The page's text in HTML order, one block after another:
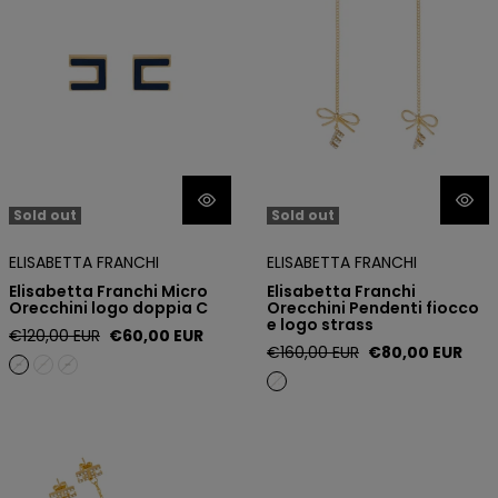
Sold out
ELISABETTA FRANCHI
Elisabetta Franchi Micro
Orecchini logo doppia C
Regular
price
€120,00 EUR Sale
€60,00 EUR
Sold out
ELISABETTA FRANCHI
Elisabetta Franchi
Orecchini Pendenti fiocco
e logo strass
Regular
price
€160,00 EUR Sale
€80,00 EUR